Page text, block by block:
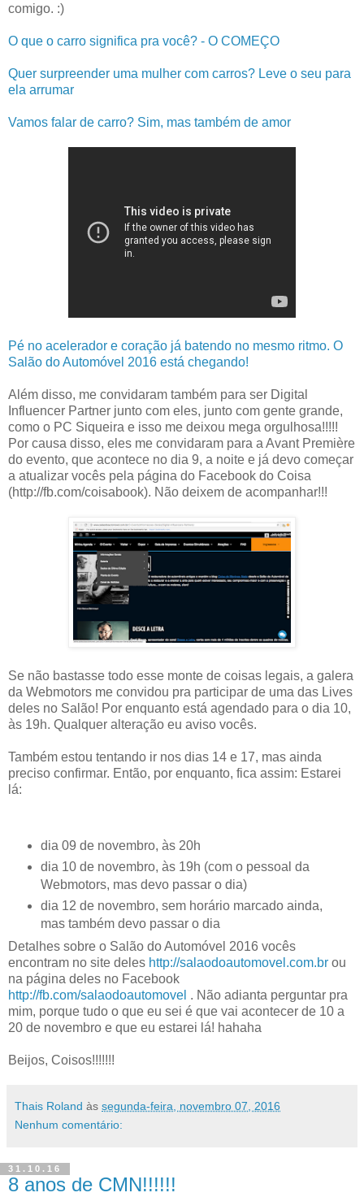
comigo. :)
O que o carro significa pra você? - O COMEÇO
Quer surpreender uma mulher com carros? Leve o seu para
ela arrumar
Vamos falar de carro? Sim, mas também de amor
Pé no acelerador e coração já batendo no mesmo ritmo. O
Salão do Automóvel 2016 está chegando!
Além disso, me convidaram também para ser Digital
Influencer Partner junto com eles, junto com gente grande,
como o PC Siqueira e isso me deixou mega orgulhosa!!!!!
Por causa disso, eles me convidaram para a Avant Première
do evento, que acontece no dia 9, a noite e já devo começar
a atualizar vocês pela página do Facebook do Coisa
(http://fb.com/coisabook). Não deixem de acompanhar!!!
Se não bastasse todo esse monte de coisas legais, a galera
da Webmotors me convidou pra participar de uma das Lives
deles no Salão! Por enquanto está agendado para o dia 10,
às 19h. Qualquer alteração eu aviso vocês.
Também estou tentando ir nos dias 14 e 17, mas ainda
preciso confirmar. Então, por enquanto, fica assim: Estarei
lá:
dia 09 de novembro, às 20h
dia 10 de novembro, às 19h (com o pessoal da
Webmotors, mas devo passar o dia)
dia 12 de novembro, sem horário marcado ainda,
mas também devo passar o dia
Detalhes sobre o Salão do Automóvel 2016 vocês
encontram no site deles http://salaodoautomovel.com.br ou
na página deles no Facebook
http://fb.com/salaodoautomovel . Não adianta perguntar pra
mim, porque tudo o que eu sei é que vai acontecer de 10 a
20 de novembro e que eu estarei lá! hahaha
Beijos, Coisos!!!!!!!
Thais Roland às segunda-feira, novembro 07, 2016
Nenhum comentário:
31.10.16
8 anos de CMN!!!!!!